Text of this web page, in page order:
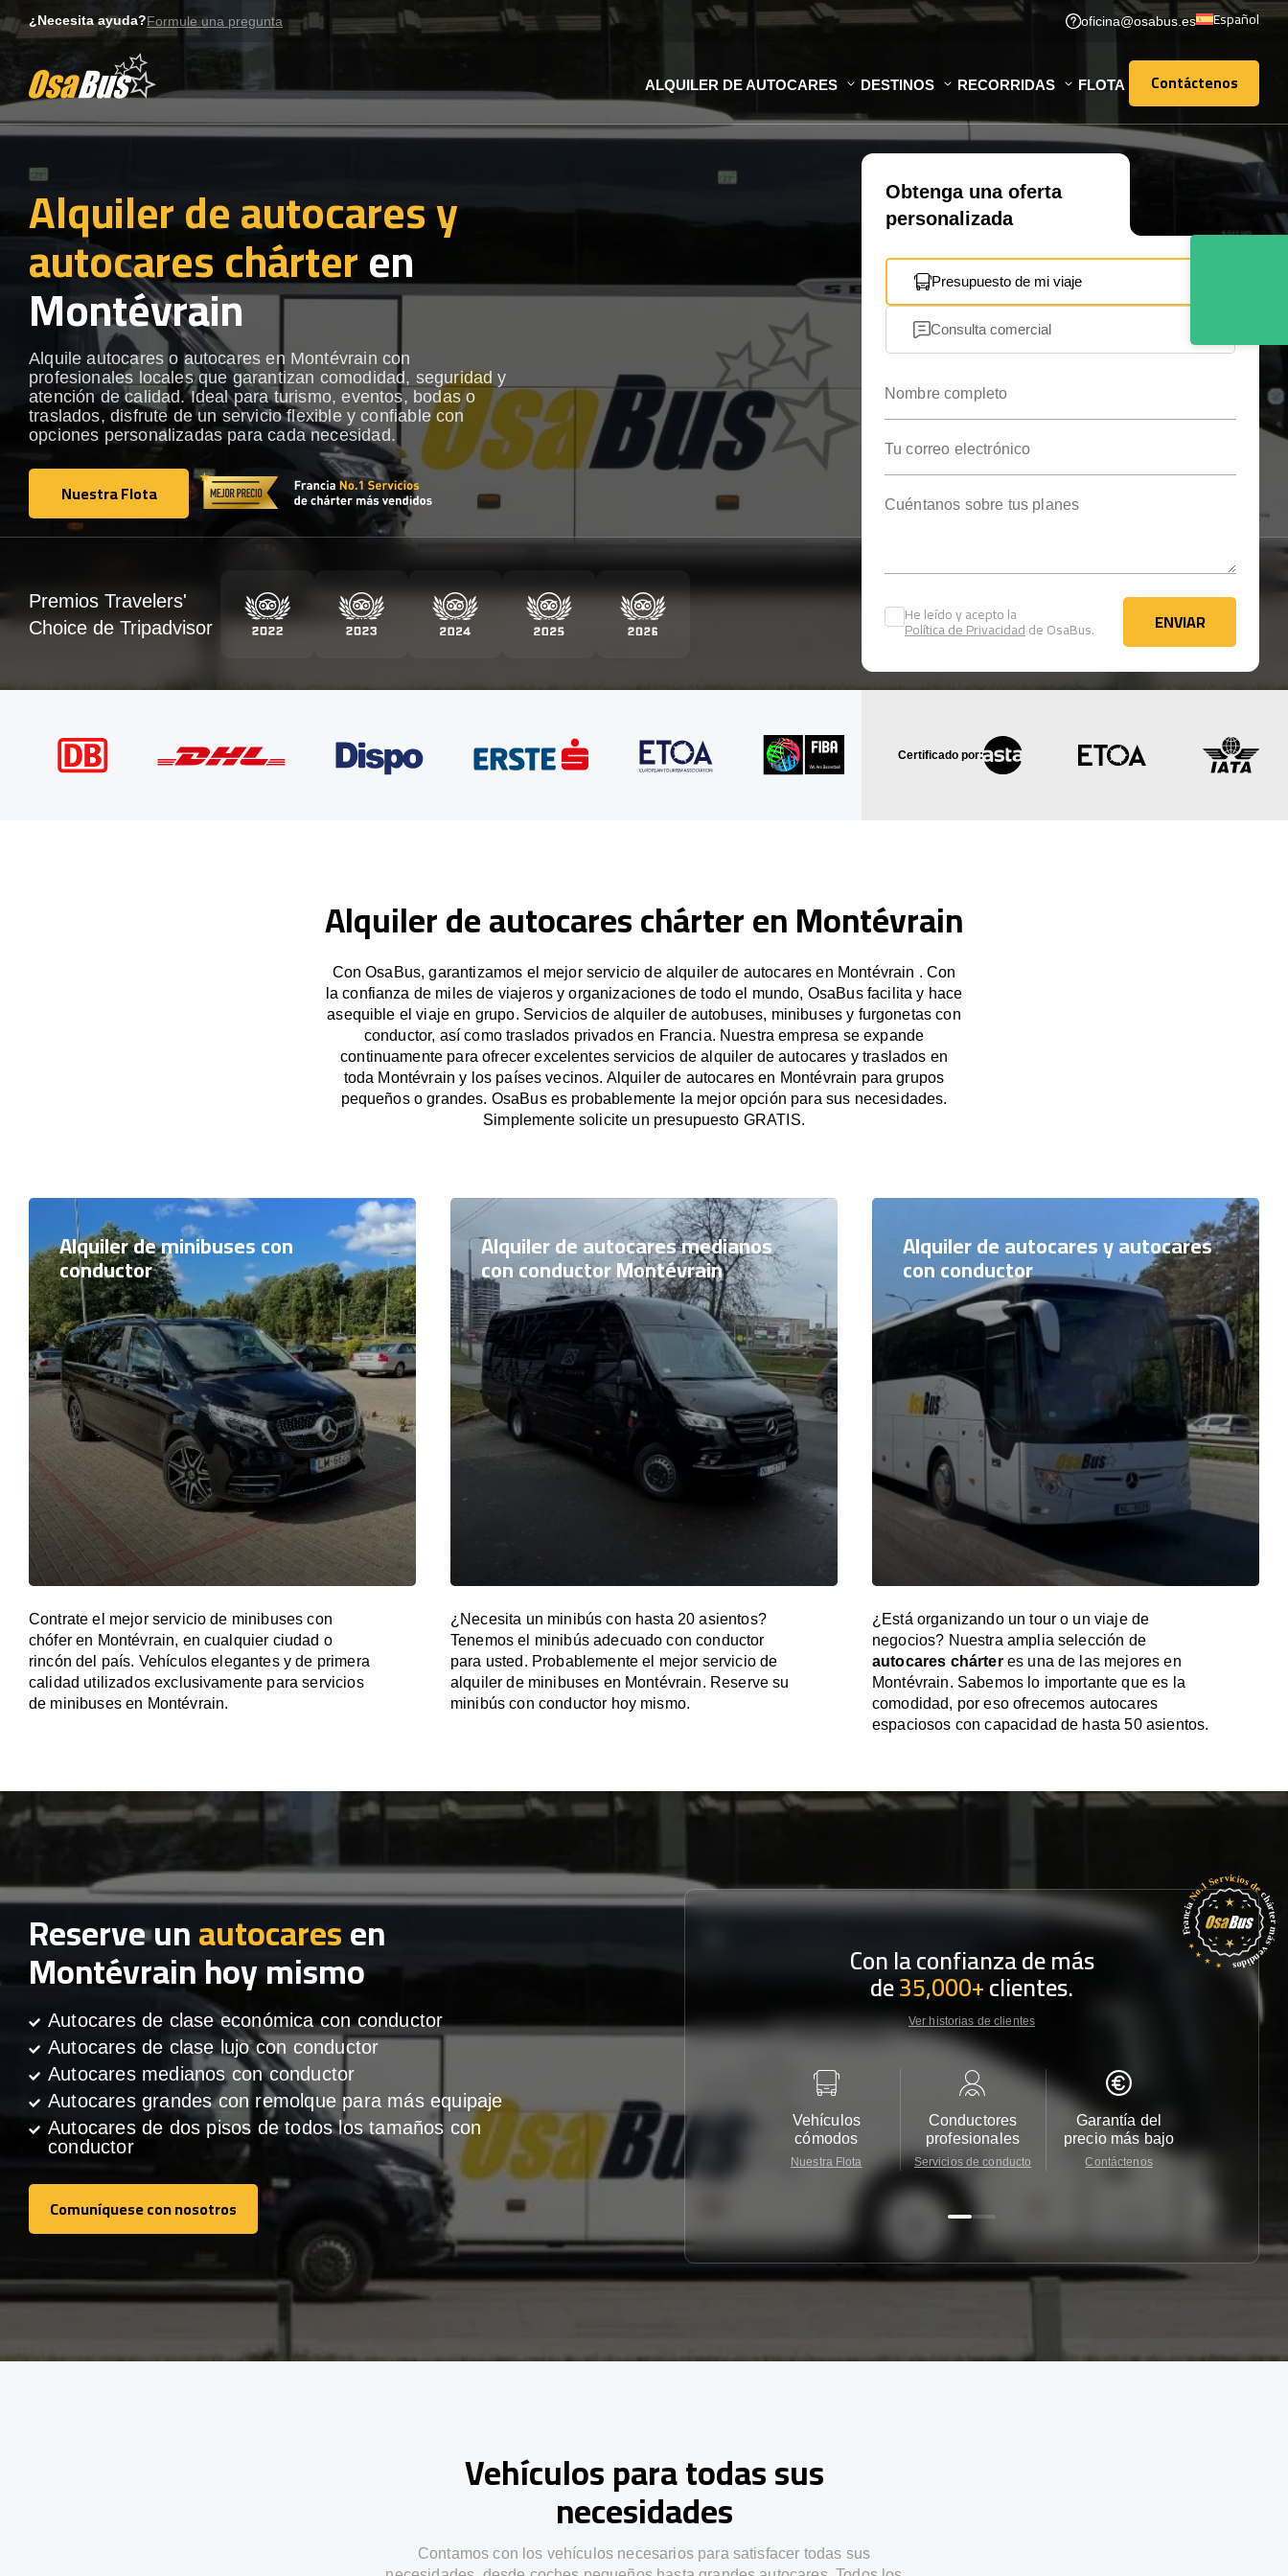
to
¿Necesita ayuda?Formule una pregunta oficina@osabus.es Español
ALQUILER DE AUTOCARES DESTINOS RECORRIDAS FLOTA Contáctenos
Contáctenos
Alquiler de autocares y
autocares chárteren
Montévrain
Alquile autocares o autocares en Montévrain con
profesionales locales que garantizan comodidad, seguridad y
atención de calidad. Ideal para turismo, eventos, bodas o
traslados, disfrute de un servicio flexible y confiable con
opciones personalizadas para cada necesidad.
Nuestra Flota
Nuestra Flota
Obtenga una oferta
personalizada
Presupuesto de mi viaje
Consulta comercial
He leído y acepto la
Política de Privacidadde OsaBus. ENVIAR
ENVIAR
Premios Travelers'
Choice de Tripadvisor
Certificado por:
Alquiler de autocares chárter en Montévrain
Con OsaBus, garantizamos el mejor servicio de alquiler de autocares en Montévrain . Con
la confianza de miles de viajeros y organizaciones de todo el mundo, OsaBus facilita y hace
asequible el viaje en grupo. Servicios de alquiler de autobuses, minibuses y furgonetas con
conductor, así como traslados privados en Francia. Nuestra empresa se expande
continuamente para ofrecer excelentes servicios de alquiler de autocares y traslados en
toda Montévrain y los países vecinos. Alquiler de autocares en Montévrain para grupos
pequeños o grandes. OsaBus es probablemente la mejor opción para sus necesidades.
Simplemente solicite un presupuesto GRATIS.
Alquiler de minibuses con
conductor
Contrate el mejor servicio de minibuses con
chófer en Montévrain, en cualquier ciudad o
rincón del país. Vehículos elegantes y de primera
calidad utilizados exclusivamente para servicios
de minibuses en Montévrain.
Alquiler de autocares medianos
con conductor Montévrain
¿Necesita un minibús con hasta 20 asientos?
Tenemos el minibús adecuado con conductor
para usted. Probablemente el mejor servicio de
alquiler de minibuses en Montévrain. Reserve su
minibús con conductor hoy mismo.
Alquiler de autocares y autocares
con conductor
¿Está organizando un tour o un viaje de
negocios? Nuestra amplia selección de
autocares chárteres una de las mejores en
Montévrain. Sabemos lo importante que es la
comodidad, por eso ofrecemos autocares
espaciosos con capacidad de hasta 50 asientos.
Reserve unautocaresen
Montévrain hoy mismo
Autocares de clase económica con conductor
Autocares de clase lujo con conductor
Autocares medianos con conductor
Autocares grandes con remolque para más equipaje
Autocares de dos pisos de todos los tamaños con
conductor
Comuníquese con nosotros
Comuníquese con nosotros
Con la confianza de más
de35,000+clientes.
Ver historias de clientes
Vehículos
cómodos
Nuestra Flota
Conductores
profesionales
Servicios de conducto
Garantía del
precio más bajo
Contáctenos
Vehículos para todas sus
necesidades
Contamos con los vehículos necesarios para satisfacer todas sus